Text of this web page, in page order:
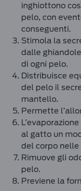
inghiottono
pelo, con
conseguenti.
Stimola la
dalle
di ogni pelo.
Distribuisce
del pelo il
mantello.
Permette
al gatto un
del corpo nelle
Rimuove gli
pelo.
Previene la